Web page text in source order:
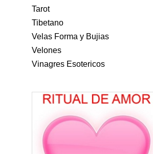
Tarot
Tibetano
Velas Forma y Bujias
Velones
Vinagres Esotericos